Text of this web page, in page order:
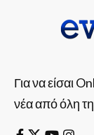
Για να είσαι
νέα από όλη